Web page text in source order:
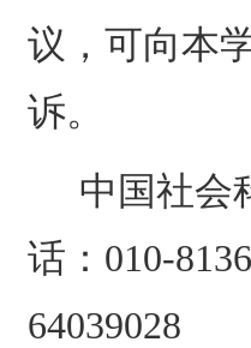
议，可向本
诉。
中国社会
话： 010-
64039028